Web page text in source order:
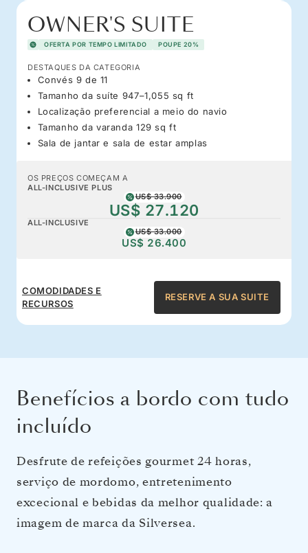
OWNER'S SUITE
OFERTA POR TEMPO LIMITADO POUPE 20%
DESTAQUES DA CATEGORIA
Convés 9 de 11
Tamanho da suíte 947–1,055 sq ft
Localização preferencial a meio do navio
Tamanho da varanda 129 sq ft
Sala de jantar e sala de estar amplas
OS PREÇOS COMEÇAM A
ALL-INCLUSIVE PLUS
US$ 33.900
US$ 27.120
ALL-INCLUSIVE
US$ 33.000
US$ 26.400
COMODIDADES E
RECURSOS
RESERVE A SUA SUITE
Benefícios a bordo com tudo
incluído
Desfrute de refeições gourmet 24 horas,
serviço de mordomo, entretenimento
excecional e bebidas da melhor qualidade: a
imagem de marca da Silversea.